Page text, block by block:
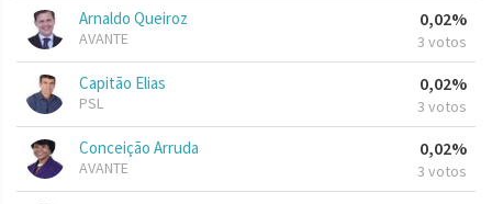
Arnaldo Queiroz
AVANTE
0,02%
3 votos
Capitão Elias
PSL
0,02%
3 votos
Conceição Arruda
AVANTE
0,02%
3 votos